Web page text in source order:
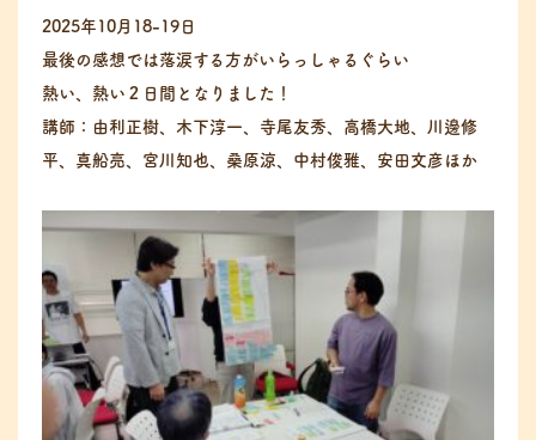
2025年10月18-19日
最後の感想では落涙する方がいらっしゃるぐらい
熱い、熱い２日間となりました！
講師：由利正樹、木下淳一、寺尾友秀、高橋大地、川邊修
平、真船亮、宮川知也、桑原涼、中村俊雅、安田文彦ほか